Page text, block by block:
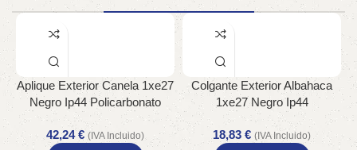
Aplique Exterior Canela 1xe27
Negro Ip44 Policarbonato
45,2×25,2×34,2 Cm
42,24€ (IVA Incluido)
Colgante Exterior Albahaca
1xe27 Negro Ip44
Policarbonato Regx15x15 Cm
18,83€ (IVA Incluido)